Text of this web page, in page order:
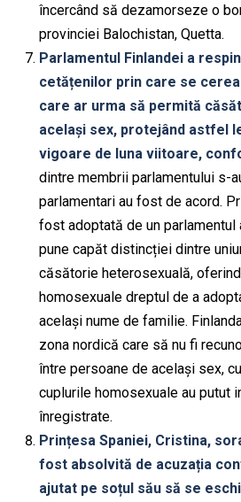
încercând să dezamorseze o
provinciei Balochistan, Quetta.
Parlamentul Finlandei a
cetățenilor prin care se
care ar urma să permită
același sex, protejând astfel
vigoare de luna viitoare,
dintre membrii parlamentului s-
parlamentari au fost de acord.
fost adoptată de un parlamentul
pune capăt distincției dintre
căsătorie heterosexuală,
homosexuale dreptul de a
același nume de familie.
zona nordică care să nu fi
între persoane de același sex,
cuplurile homosexuale au putut
înregistrate.
Prințesa Spaniei, Cristina,
fost absolvită de acuzația
ajutat pe soțul său să se